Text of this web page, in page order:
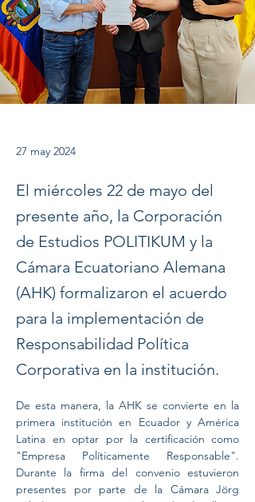
27 may 2024
El miércoles 22 de mayo del
presente año, la Corporación
de Estudios POLITIKUM y la
Cámara Ecuatoriano Alemana
(AHK) formalizaron el acuerdo
para la implementación de
Responsabilidad Política
Corporativa en la institución.
De esta manera, la AHK se convierte en la
primera institución en Ecuador y América
Latina en optar por la certificación como
"Empresa Políticamente Responsable".
Durante la firma del convenio estuvieron
presentes por parte de la Cámara Jörg